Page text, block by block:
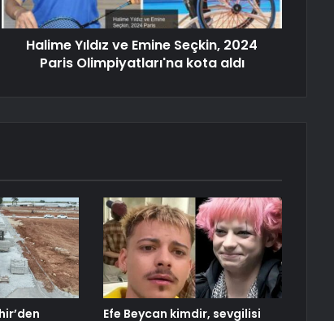
Halime Yıldız ve Emine Seçkin, 2024
Paris Olimpiyatları'na kota aldı
Efe Beycan kimdir, sevgilisi